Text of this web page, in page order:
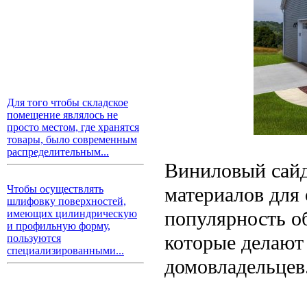
Для того чтобы складское
помещение являлось не
просто местом, где хранятся
товары, было современным
распределительным...
Чтобы осуществлять
шлифовку поверхностей,
имеющих цилиндрическую
и профильную форму,
пользуются
специализированными...
Виниловый
материалов
популярность
которые